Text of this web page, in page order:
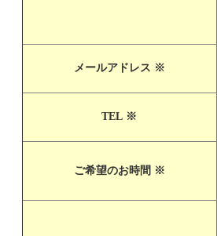
メールアドレス ※
TEL ※
ご希望のお時間 ※